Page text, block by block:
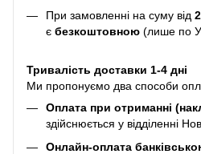
При замовленні на суму від
є безкоштовною (лише по
Тривалість доставки 1-4 дні
Ми пропонуємо два способи
Оплата при отриманні
здійснюється у відділенні
Онлайн-оплата